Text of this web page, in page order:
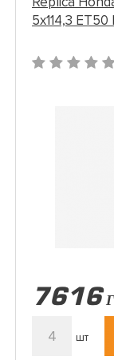
5x114,3 ET50
7616
4 шт